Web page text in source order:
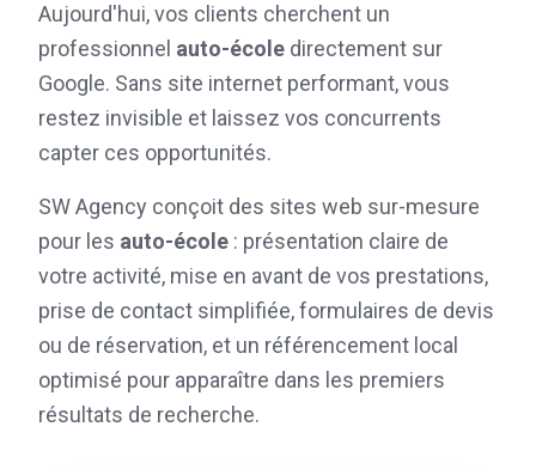
Aujourd'hui, vos clients cherchent un
professionnel auto-école directement sur
Google. Sans site internet performant, vous
restez invisible et laissez vos concurrents
capter ces opportunités.
SW Agency conçoit des sites web sur-mesure
pour les auto-école : présentation claire de
votre activité, mise en avant de vos prestations,
prise de contact simplifiée, formulaires de devis
ou de réservation, et un référencement local
optimisé pour apparaître dans les premiers
résultats de recherche.